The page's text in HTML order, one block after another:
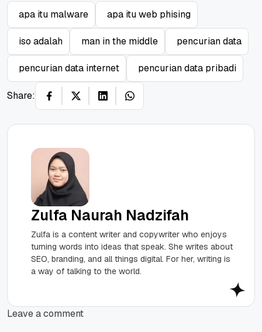
apa itu malware apa itu web phising
iso adalah man in the middle pencurian data
pencurian data internet pencurian data pribadi
Share:
Zulfa Naurah Nadzifah
Zulfa is a content writer and copywriter who enjoys
turning words into ideas that speak. She writes about
SEO, branding, and all things digital. For her, writing is
a way of talking to the world.
Leave a comment